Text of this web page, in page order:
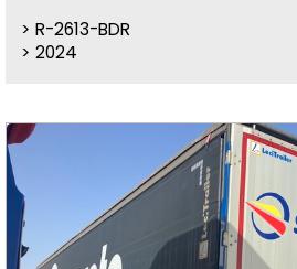
R-2613-BDR
2024